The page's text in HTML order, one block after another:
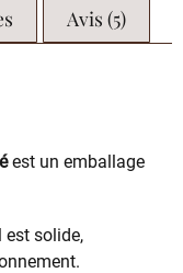
Avis (5)
est un emballage
est solide,